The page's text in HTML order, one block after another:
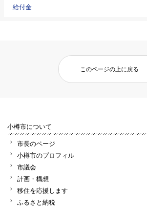
給付金
このページの上に戻る
小樽市について
市長のページ
小樽市のプロフィル
市議会
計画・構想
移住を応援します
ふるさと納税